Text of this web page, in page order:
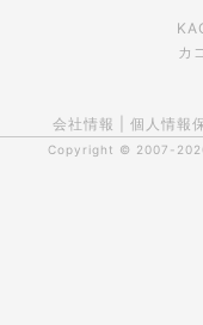
カ
会社情報 個人情報
Copyright © 2007-